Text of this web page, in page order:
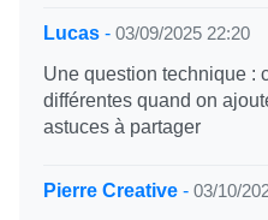
Lucas - 03/09/2025 22:20
Une question technique :
différentes quand on
astuces à partager
Pierre Creative - 03/10/